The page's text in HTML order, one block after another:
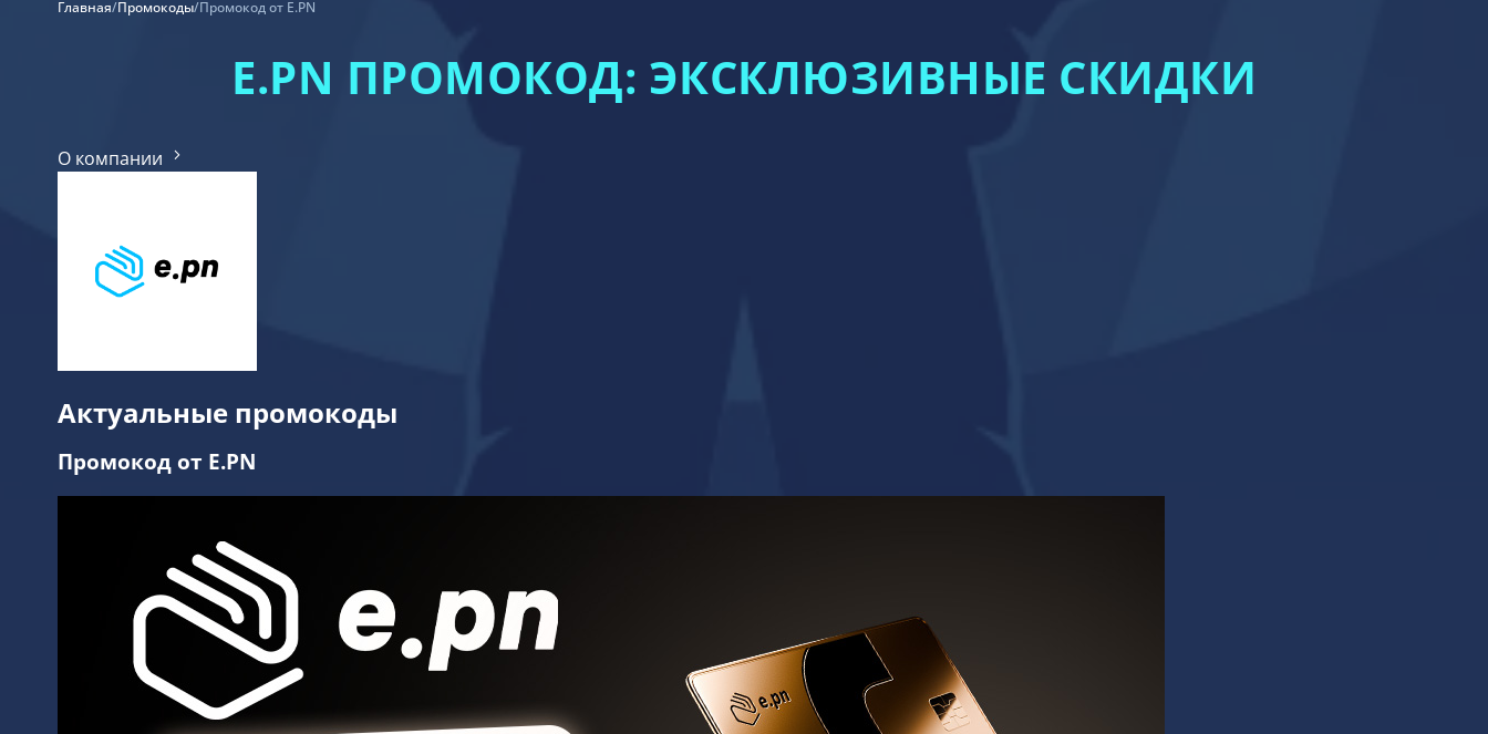
Главная/Промокоды/Промокод от E.PN
E.PN ПРОМОКОД: ЭКСКЛЮЗИВНЫЕ СКИДКИ
О компании
Актуальные промокоды
Промокод от E.PN